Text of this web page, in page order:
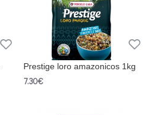
Prestige loro amazonicos 1kg
7.30€